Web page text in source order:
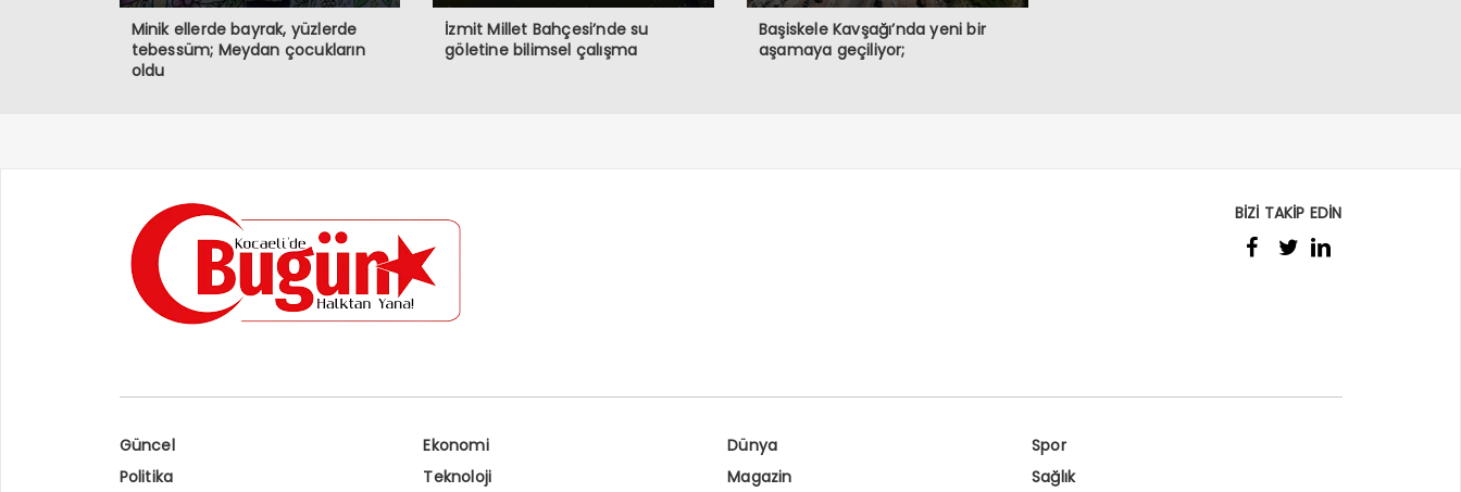
Minik ellerde bayrak, yüzlerde
tebessüm; Meydan çocukların
oldu
İzmit Millet Bahçesi’nde su
göletine bilimsel çalışma
Başiskele Kavşağı’nda yeni bir
aşamaya geçiliyor;
BİZİ TAKİP EDİN
Güncel Ekonomi Dünya
Spor
Politika
Teknoloji Magazin Sağlık